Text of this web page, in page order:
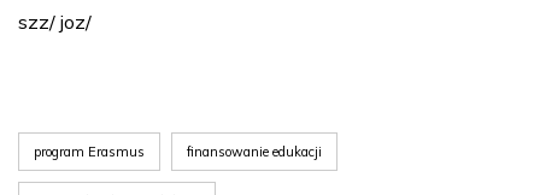
szz/ joz/
program Erasmus finansowanie edukacji